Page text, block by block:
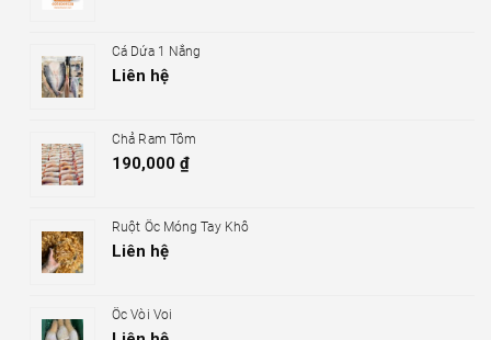
Cá Dứa 1 Nắng
Liên hệ
Chả Ram Tôm
190,000 ₫
Ruột Ốc Móng Tay Khô
Liên hệ
Ốc Vòi Voi